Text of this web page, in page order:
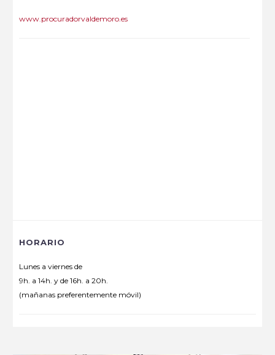
www.procuradorvaldemoro.es
HORARIO
Lunes a viernes de
9h. a 14h. y de 16h. a 20h.
(mañanas preferentemente móvil)